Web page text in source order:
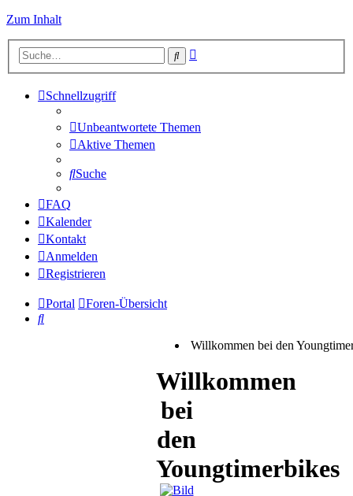
Zum Inhalt
Suche
Schnellzugriff
Unbeantwortete Themen
Aktive Themen
Suche
FAQ
Kalender
Kontakt
Anmelden
Registrieren
Portal
Foren-Übersicht
Suche
Willkommen bei den
Willkommen
bei
den
Youngtimerbikes